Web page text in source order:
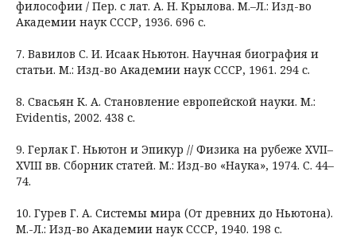
философии / Пер. с лат. А. Н. Крылова. М.–Л.: Изд-во
Академии наук СССР, 1936. 696 с.
7. Вавилов С. И. Исаак Ньютон. Научная биография и
статьи. М.: Изд-во Академии наук СССР, 1961. 294 с.
8. Свасьян К. А. Становление европейской науки. М.:
Evidentis, 2002. 438 с.
9. Герлак Г. Ньютон и Эпикур // Физика на рубеже XVII–
XVIII вв. Сборник статей. М.: Изд-во «Наука», 1974. С. 44–
74.
10. Гурев Г. А. Системы мира (От древних до Ньютона).
М.-Л.: Изд-во Академии наук СССР, 1940. 198 с.